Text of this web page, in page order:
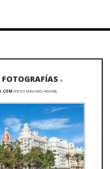
A
(PESO MÁXIMO 400KB)